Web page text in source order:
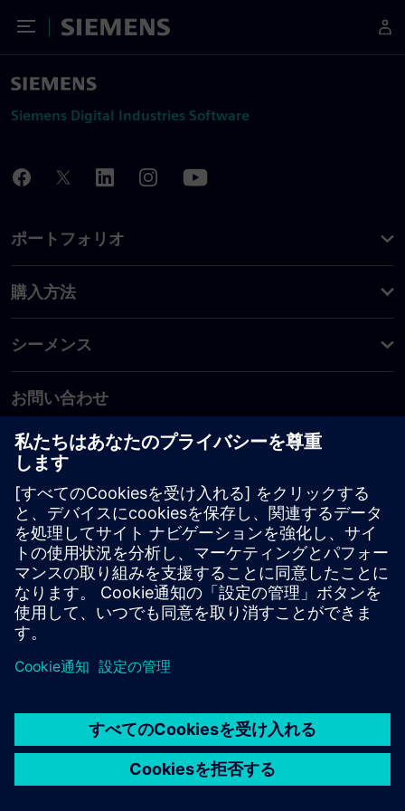
Toggle Menu
Siemens
Siemens Digital Industries Software
ポートフォリオ
購入方法
シーメンス
お問い合わせ
PLM製品のお問い合わせ
EDA製品のお問い合わせ
世界各地の事業拠点
サポート・センター
ご意見・ご要望
違法コピーの連絡先
© Siemens2026
タル・ミレニアム著作権法 (DMCA)
内部通報